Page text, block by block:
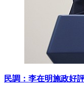
民調：李在明施政好